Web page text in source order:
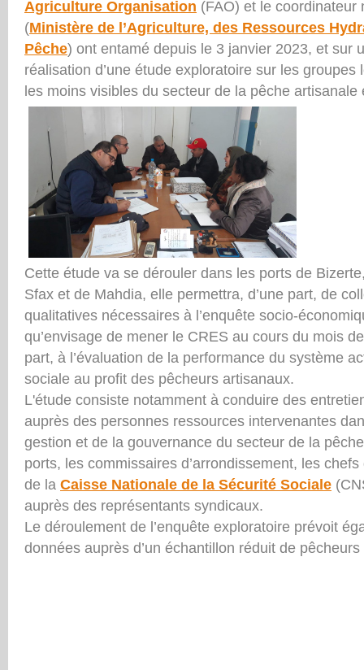
Agriculture Organisation (FAO) et le coordinateur
(Ministère de l’Agriculture, des Ressources
Pêche) ont entamé depuis le 3 janvier 2023, et sur
réalisation d’une étude exploratoire sur les groupes
les moins visibles du secteur de la pêche
Cette étude va se dérouler dans les ports de
Sfax et de Mahdia, elle permettra, d’une part, de
qualitatives nécessaires à l’enquête socio-
qu’envisage de mener le CRES au cours du mois
part, à l’évaluation de la performance du système
sociale au profit des pêcheurs artisanaux.
L'étude consiste notamment à conduire des
auprès des personnes ressources intervenantes
gestion et de la gouvernance du secteur de la
ports, les commissaires d’arrondissement, les
de la Caisse Nationale de la Sécurité Sociale
auprès des représentants syndicaux.
Le déroulement de l’enquête exploratoire prévoit
données auprès d’un échantillon réduit de